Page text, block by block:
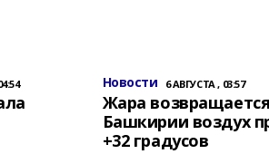
Новости 6 АВГУСТА , 03:57
Жара
Башкирии воздух
+32 градусов